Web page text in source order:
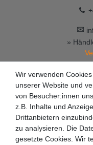
✉
»
Wir verwenden
unserer Website und
von Besucher:innen
z.B. Inhalte und
Drittanbietern
zu analysieren. Die
gesetzte Cookies. Wir